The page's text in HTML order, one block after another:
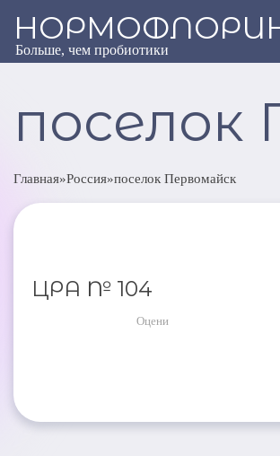
Больше, чем пробиотики
поселок
Главная»Россия»поселок Первомайск
ЦРА № 104
Оцени